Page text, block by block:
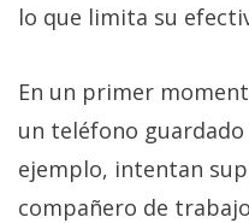
lo que limita su
En un primer
un teléfono
ejemplo, intentan
compañero de